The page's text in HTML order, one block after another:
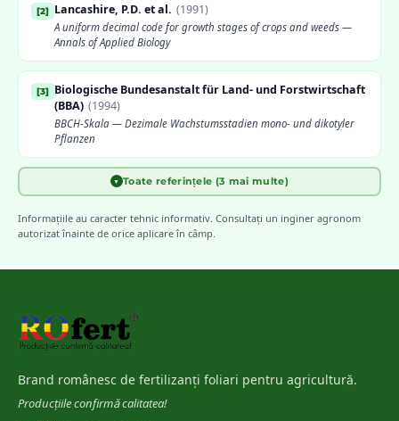
[2] Lancashire, P.D. et al. (1991)
A uniform decimal code for growth stages of crops and weeds —
Annals of Applied Biology
[3] Biologische Bundesanstalt für Land- und Forstwirtschaft
(BBA) (1994)
BBCH-Skala — Dezimale Wachstumsstadien mono- und dikotyler
Pflanzen
Weber, E. & Bleiholder, H. (1990 )
Organization
[6] INCDA Fundulea
din România
▼ Toate referințele (3 mai multe)
Informațiile au caracter tehnic informativ. Consultați un inginer agronom
autorizat înainte de orice aplicare în câmp.
Brand românesc de fertilizanți foliari pentru agricultură.
Producțiile confirmă calitatea!